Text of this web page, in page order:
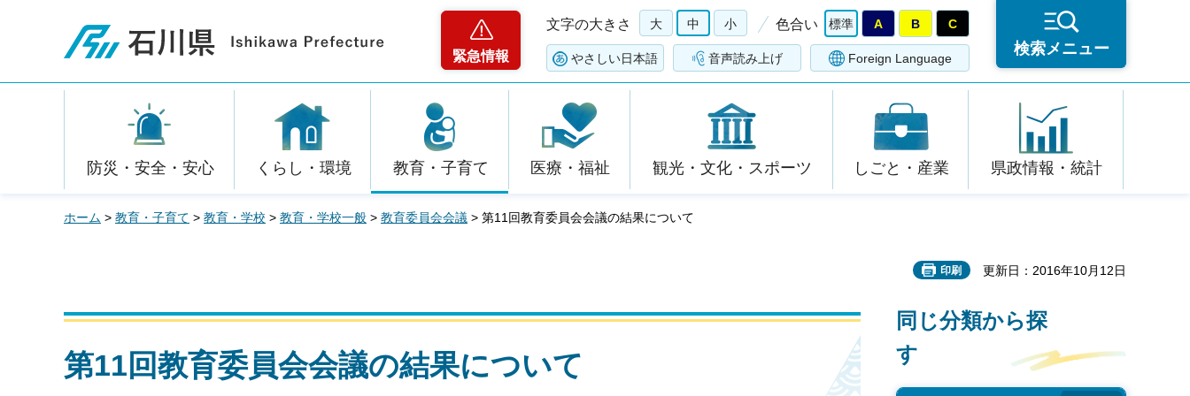
石川県
緊急情報
文字の大きさ 大 中 小 色合い 標準 A B C
やさしい日本語 音声読み上げ Foreign Language
検索メニュー
防災・安全・安心 くらし・環境 教育・子育て 医療・福祉 観光・文化・スポーツ しごと・産業 県政情報・統計
ホーム > 教育・子育て > 教育・学校 > 教育・学校一般 > 教育委員会会議 > 第11回教育委員会会議の結果について
印刷 更新日：2016年10月12日
第11回教育委員会会議の結果について
同じ分類から探
す